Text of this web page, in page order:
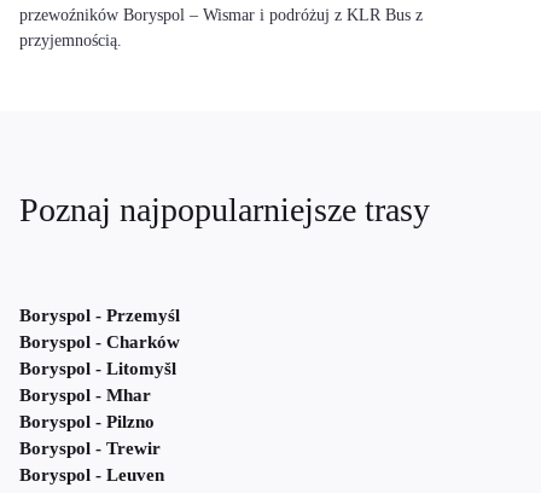
przewoźników Boryspol – Wismar i podróżuj z KLR Bus z
przyjemnością.
Poznaj najpopularniejsze trasy
Boryspol - Przemyśl
Boryspol - Charków
Boryspol - Litomyšl
Boryspol - Mhar
Boryspol - Pilzno
Boryspol - Trewir
Boryspol - Leuven